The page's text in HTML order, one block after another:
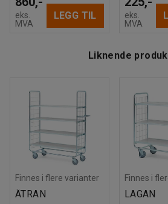
eks.
MVA
LEGG TIL
eks.
MVA
Liknende
Finnes i flere varianter
ÄTRAN
Finnes i
LAGAN